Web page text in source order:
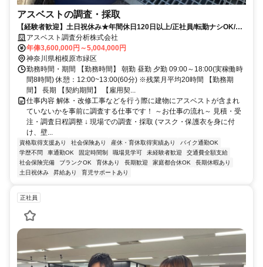
アスベストの調査・採取
【経験者歓迎】土日祝休み★年間休日120日以上/正社員/転勤ナシOK/残
業20h以下
アスベスト調査分析株式会社
年俸3,600,000円～5,004,000円
神奈川県相模原市緑区
勤務時間・期間 【勤務時間】 朝勤 昼勤 夕勤 09:00～18:00(実稼働時
間8時間) 休憩：12:00~13:00(60分) ※残業月平均20時間 【勤務期
間】 長期 【契約期間】 【雇用契...
仕事内容 解体・改修工事などを行う際に建物にアスベストが含まれ
ていないかを事前に調査する仕事です！ ～お仕事の流れ～ 見積・受
注・調査日程調整 ↓ 現場での調査・採取 (マスク・保護衣を身に付
け、壁...
資格取得支援あり 社会保険あり 産休・育休取得実績あり
バイク通勤OK
学歴不問
車通勤OK 固定時間制 職場見学可 未経験者歓迎
交通費全額支給
社会保険完備
ブランクOK 育休あり 長期歓迎 家庭都合休OK
長期休暇あり
土日祝休み
昇給あり 育児サポートあり
正社員